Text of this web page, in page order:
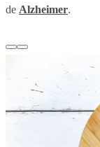
de Alzheimer.